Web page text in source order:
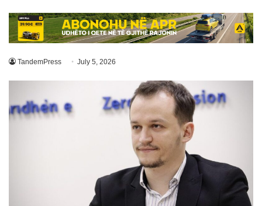
TandemPress July 5, 2026